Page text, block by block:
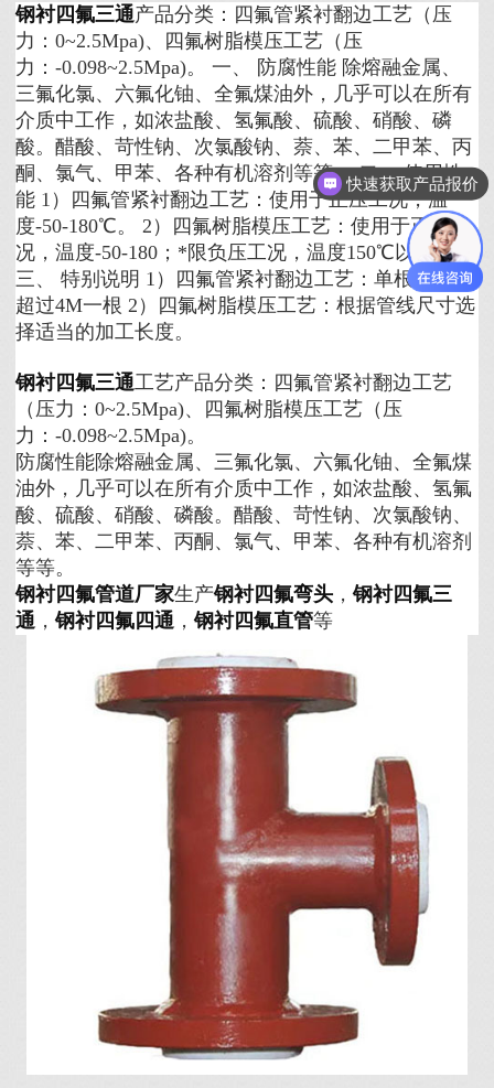
钢衬四氟三通产品分类：四氟管紧衬翻边工艺（压
力：0~2.5Mpa)、四氟树脂模压工艺（压
力：-0.098~2.5Mpa)。 一、 防腐性能 除熔融金属、
三氟化氯、六氟化铀、全氟煤油外，几乎可以在所有
介质中工作，如浓盐酸、氢氟酸、硫酸、硝酸、磷
酸。醋酸、苛性钠、次氯酸钠、萘、苯、二甲苯、丙
酮、氯气、甲苯、各种有机溶剂等等。 二、 使用性
能 1）四氟管紧衬翻边工艺：使用于正压工况，温
度-50-180℃。 2）四氟树脂模压工艺：使用于正压工
况，温度-50-180；*限负压工况，温度150℃以下。
三、 特别说明 1）四氟管紧衬翻边工艺：单根长度不
超过4M一根 2）四氟树脂模压工艺：根据管线尺寸选
择适当的加工长度。
钢衬四氟三通工艺产品分类：四氟管紧衬翻边工艺
（压力：0~2.5Mpa)、四氟树脂模压工艺（压
力：-0.098~2.5Mpa)。
防腐性能除熔融金属、三氟化氯、六氟化铀、全氟煤
油外，几乎可以在所有介质中工作，如浓盐酸、氢氟
酸、硫酸、硝酸、磷酸。醋酸、苛性钠、次氯酸钠、
萘、苯、二甲苯、丙酮、氯气、甲苯、各种有机溶剂
等等。
钢衬四氟管道厂家生产钢衬四氟弯头，钢衬四氟三
通 ，钢衬四氟四通 ，钢衬四氟直管等
快速获取产品报价